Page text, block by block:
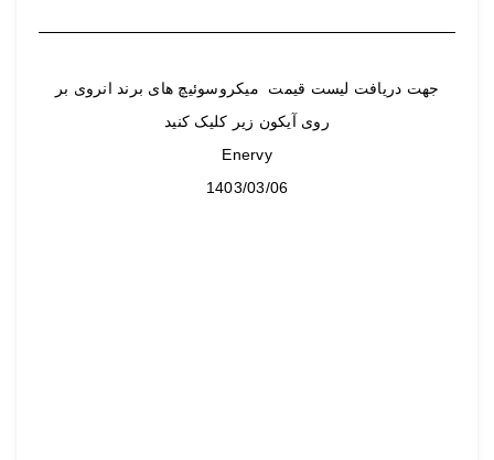
جهت دریافت لیست قیمت میکروسوئیچ های برند انروی بر
روی آیکون زیر کلیک کنید
Enervy
1403/03/06